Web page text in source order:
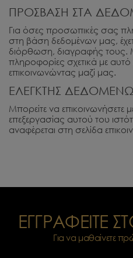
ΠΡΟΣΒΑΣΗ ΣΤΑ
Για όσες προσωπικές σας
στη βάση δεδομένων μας,
διόρθωση, διαγραφής τους.
πληροφορίες σχετικά με
επικοινωνώντας μαζί μας.
ΕΛΕΓΚΤΗΣ
Μπορείτε να επικοινωνήσετε
επεξεργασίας αυτού του
αναφέρεται στη σελίδα
ΕΓΓΡΑΦΕΙΤΕ
Για να μαθαίνετε